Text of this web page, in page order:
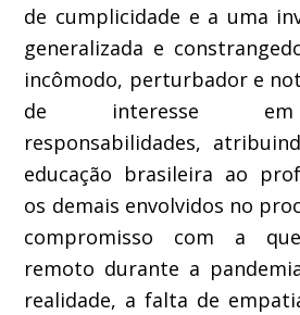
de cumplicidade e a uma
generalizada e
incômodo, perturbadore
de interesse em
responsabilidades,
educação brasileira ao
os demais envolvidos no
compromisso com a
remoto durante a
realidade, a falta de